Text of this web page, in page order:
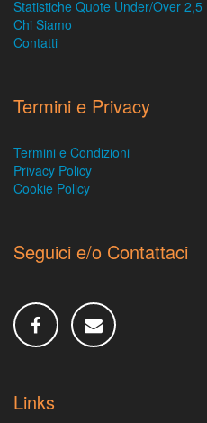
Statistiche Quote Under/Over 2,5
Chi Siamo
Contatti
Termini e Privacy
Termini e Condizioni
Privacy Policy
Cookie Policy
Seguici e/o Contattaci
Links